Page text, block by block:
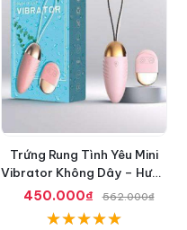
Trứng Rung Tình Yêu Mini
Vibrator Không Dây – Hưng
Phấn Mọi Nơi
450.000₫ 562.000₫